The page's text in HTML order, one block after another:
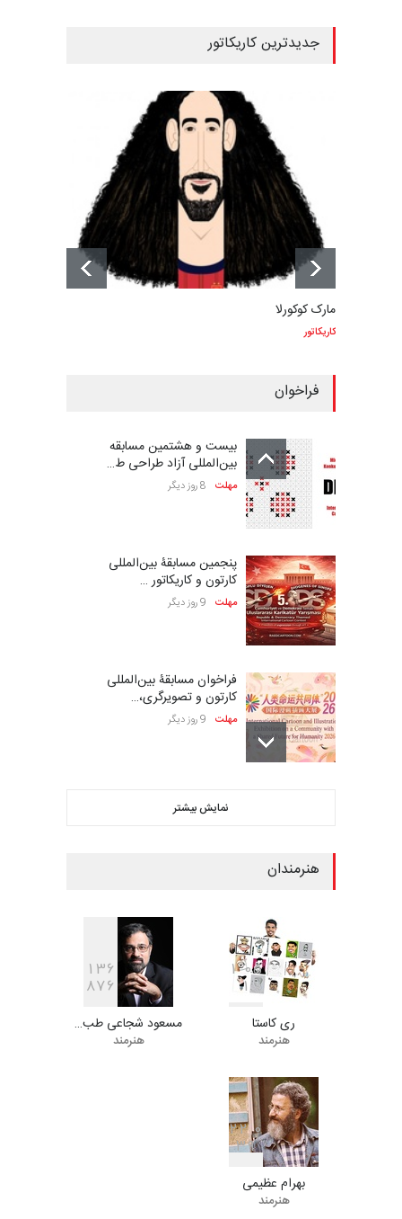
جدیدترین کاریکاتور
مارک کوکورلا
کاریکاتور
فراخوان
بیست و هشتمین مسابقه
بین‌المللی آزاد طراحی ط…
مهلت 8 روز دیگر
پنجمین مسابقۀ بین‌المللی
کارتون و کاریکاتور …
مهلت 9 روز دیگر
فراخوان مسابقۀ بین‌المللی
کارتون و تصویرگری،…
مهلت 9 روز دیگر
بیست و هشتمین مسابقه
بین‌المللی کارتون لهستا…
ششمین جشنواره بین‌المللی
مهلت
ششمین جشنوارۀ بین‌المللی
کارتون «لبخند دریا»…
دهمین جشنوارۀ بین‌المللی
نمایش بیشتر
هنرمندان
105
1
ری کاستا
هنرمند
1 36
876
مسعود شجاعی طب…
هنرمند
220
39
بهرام عظیمی
هنرمند